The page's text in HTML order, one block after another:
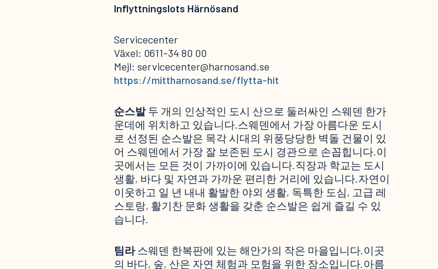
Inflyttningslots Härnösand
Servicecenter
Växel: 0611-34 80 00
Mejl: servicecenter@harnosand.se
https://mittharnosand.se/flytta-hit
순스발두 개의 인상적인 도시 산으로 둘러싸인 스웨덴 한가
운데에 위치하고 있습니다.스웨덴에서 가장 아름다운 도시
로 선정된 순스발은 목각 시대의 위풍당당한 벽돌 건물이 있
어 스웨덴에서 가장 잘 보존된 도시 경관으로 손꼽힙니다.이
곳에서는 모든 것이 가까이에 있습니다.직장과 학교는 도시
생활, 바다 및 자연과 가까운 편리한 거리에 있습니다.자연이
이웃하고 일 년 내내 활발한 야외 생활, 독특한 도심, 고급 레
스토랑, 활기찬 문화 생활을 갖춘 순스발은 쉽게 즐길 수 있
습니다.
팀라스웨덴 한복판에 있는 해안가의 작은 마을입니다.이곳
의 바다, 숲, 산은 자연 체험과 모험을 위한 장소입니다.아름